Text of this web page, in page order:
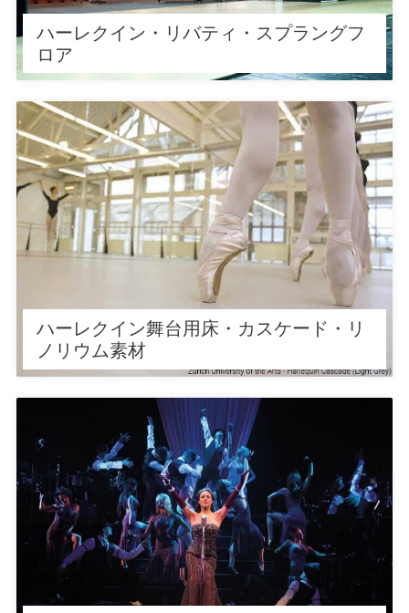
ハーレクイン・リバティ・スプラングフ
ロア
ハーレクイン舞台用床・カスケード・リ
ノリウム素材
ハーレクイン・カスケードは最高級
の舞台 床 素材を使用したリノリュー
ムフロアです。世界中のプロダンサ
ーに選ばれる耐久性と弾力性を兼ね
備えた床材で、あらゆるパフォーマ
ンスをサポートします。
ハーレクイン・リバーシブルはリバ
ーシブルタイプのフロアシートで
す。カレンダー加工されたリノリウ
ムで、防滑性と耐摩耗性に優れてい
ます。